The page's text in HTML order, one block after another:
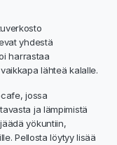
yhdestä
harrastaa
lähteä kalalle.
jossa
ja lämpimistä
yökuntiin,
Pellosta löytyy lisää